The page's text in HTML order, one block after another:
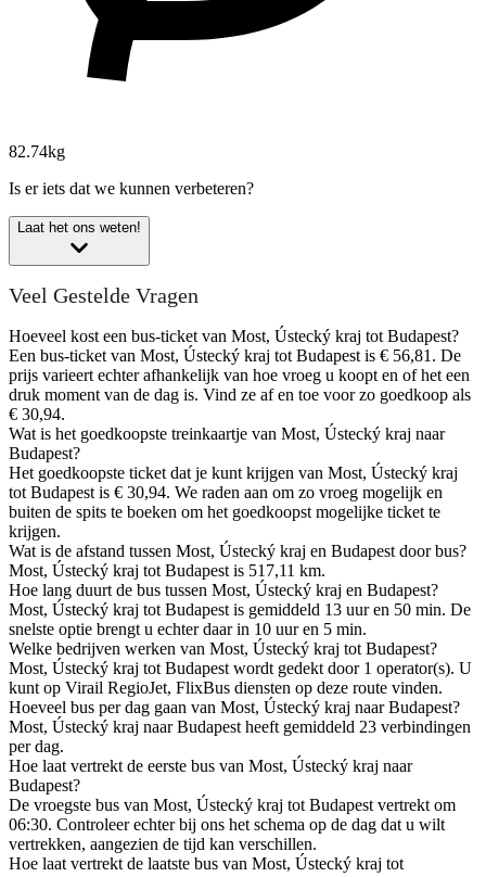
82.74kg
Is er iets dat we kunnen verbeteren?
Laat het ons weten!
Veel Gestelde Vragen
Hoeveel kost een bus-ticket van Most, Ústecký kraj tot Budapest?
Een bus-ticket van Most, Ústecký kraj tot Budapest is € 56,81. De
prijs varieert echter afhankelijk van hoe vroeg u koopt en of het een
druk moment van de dag is. Vind ze af en toe voor zo goedkoop als
€ 30,94.
Wat is het goedkoopste treinkaartje van Most, Ústecký kraj naar
Budapest?
Het goedkoopste ticket dat je kunt krijgen van Most, Ústecký kraj
tot Budapest is € 30,94. We raden aan om zo vroeg mogelijk en
buiten de spits te boeken om het goedkoopst mogelijke ticket te
krijgen.
Wat is de afstand tussen Most, Ústecký kraj en Budapest door bus?
Most, Ústecký kraj tot Budapest is 517,11 km.
Hoe lang duurt de bus tussen Most, Ústecký kraj en Budapest?
Most, Ústecký kraj tot Budapest is gemiddeld 13 uur en 50 min. De
snelste optie brengt u echter daar in 10 uur en 5 min.
Welke bedrijven werken van Most, Ústecký kraj tot Budapest?
Most, Ústecký kraj tot Budapest wordt gedekt door 1 operator(s). U
kunt op Virail RegioJet, FlixBus diensten op deze route vinden.
Hoeveel bus per dag gaan van Most, Ústecký kraj naar Budapest?
Most, Ústecký kraj naar Budapest heeft gemiddeld 23 verbindingen
per dag.
Hoe laat vertrekt de eerste bus van Most, Ústecký kraj naar
Budapest?
De vroegste bus van Most, Ústecký kraj tot Budapest vertrekt om
06:30. Controleer echter bij ons het schema op de dag dat u wilt
vertrekken, aangezien de tijd kan verschillen.
Hoe laat vertrekt de laatste bus van Most, Ústecký kraj tot